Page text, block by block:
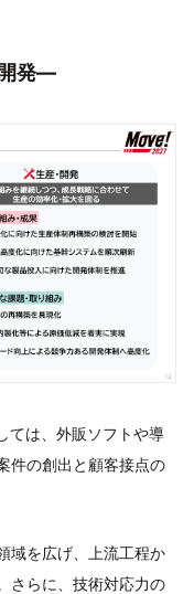
発―
ては、外販ソフトや導
件の創出と顧客接点の
域を広げ、上流工程か
さらに、技術対応力の